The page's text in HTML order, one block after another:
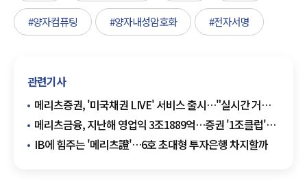
#양자컴퓨팅 #양자내성암호화 #전자서명
관련기사
메리츠증권, '미국채권 LIVE' 서비스 출시…"실시간 거래
최초"
메리츠금융, 지난해 영업익 3조1889억…증권 '1조클럽'
복귀
IB에 힘주는 '메리츠證'…6호 초대형 투자은행 차지할까